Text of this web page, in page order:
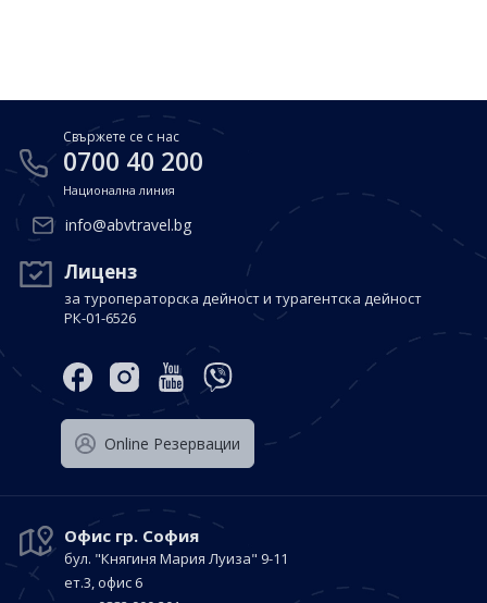
Почивки в Италия
Почивки в Доминиканска република
Почивки в Дубай
Почивка в Мексико
Политика за поверителност
Контакти
Вход за агенти
Свържете се с нас
0700 40 200
Свържете се с нас
0700 40 200
Национална линия
info@abvtravel.bg
Лиценз
за туроператорска дейност и турагентска дейност
РК-01-6526
Оnline Резервации
Офис гр. София
бул. "Княгиня Мария Луиза" 9-11
ет.3, офис 6